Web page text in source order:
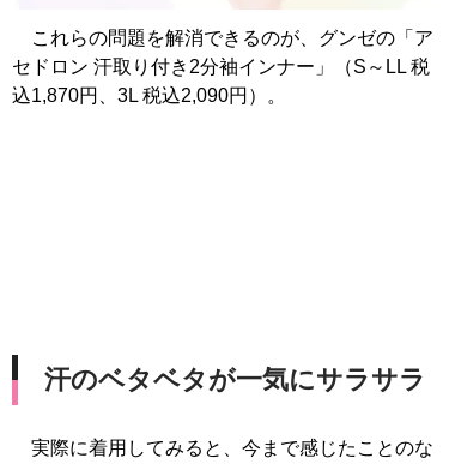
これらの問題を解消できるのが、グンゼの「ア
セドロン 汗取り付き2分袖インナー」（S～LL 税
込1,870円、3L 税込2,090円）。
汗のベタベタが一気にサラサラ
実際に着用してみると、今まで感じたことのな